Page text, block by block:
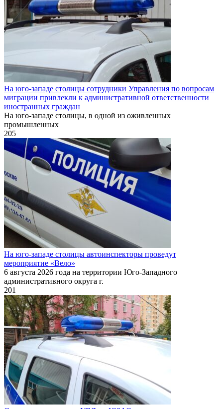
На юго-западе столицы сотрудники Управления по вопросам
миграции привлекли к административной ответственности
иностранных граждан
На юго-западе столицы, в одной из оживленных
промышленных
205
На юго-западе столицы автоинспекторы проведут
мероприятие «Вело»
6 августа 2026 года на территории Юго-Западного
административного округа г.
201